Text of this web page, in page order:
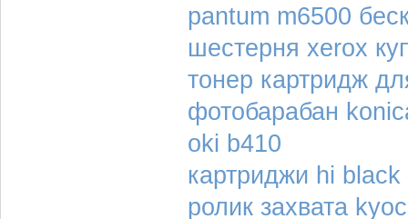
pantum m6500
шестерня xerox
тонер картридж
фотобарабан
oki b410
картриджи hi
ролик захвата